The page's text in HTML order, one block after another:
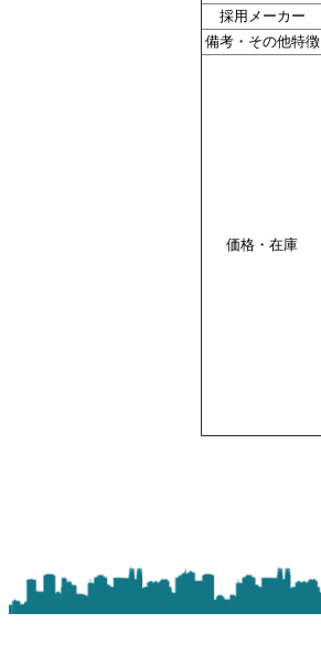
採用メーカー
備考・その他特徴
価格・在庫